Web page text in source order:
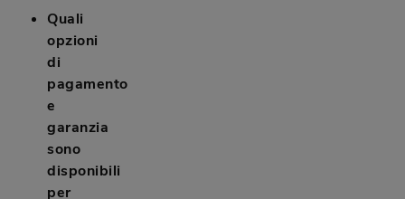
Quali
opzioni
di
pagamento
e
garanzia
sono
disponibili
per